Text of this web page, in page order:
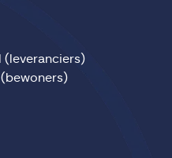
(leveranciers)
(bewoners)